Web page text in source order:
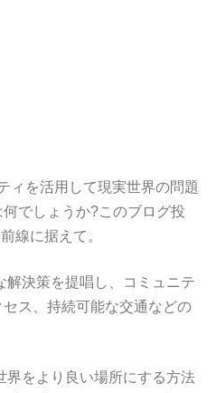
ィを活用して現実世界の問題
でしょうか?このブログ投
線に据えて。
解決策を提唱し、コミュニテ
ス、持続可能な交通などの
界をより良い場所にする方法